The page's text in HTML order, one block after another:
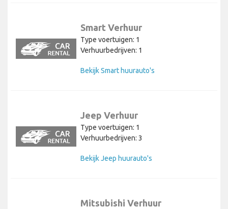
Smart Verhuur
Type voertuigen: 1
Verhuurbedrijven: 1
Bekijk Smart huurauto's
Jeep Verhuur
Type voertuigen: 1
Verhuurbedrijven: 3
Bekijk Jeep huurauto's
Mitsubishi Verhuur